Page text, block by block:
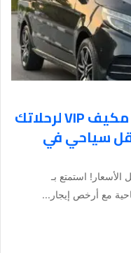
استمتع بـ مرسيدس فيانو مكيف VIP لرحلاتك
سياحي في
استمتع بـ